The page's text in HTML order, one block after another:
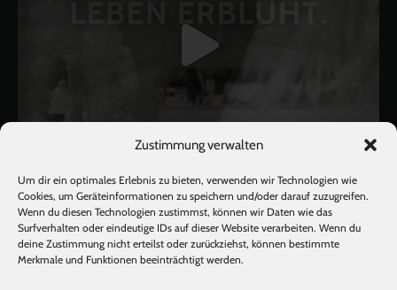
Zustimmung verwalten
Um dir ein optimales Erlebnis zu bieten, verwenden wir Technologien wie
Cookies, um Geräteinformationen zu speichern und/oder darauf zuzugreifen.
Wenn du diesen Technologien zustimmst, können wir Daten wie das
Surfverhalten oder eindeutige IDs auf dieser Website verarbeiten. Wenn du
deine Zustimmung nicht erteilst oder zurückziehst, können bestimmte
Merkmale und Funktionen beeinträchtigt werden.
Mehr laden Auf Instagram folgen